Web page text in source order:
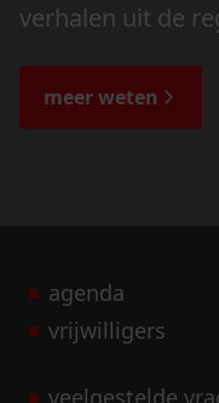
verhalen uit de
de bijzondere
meer weten
agenda
vrijwilligers